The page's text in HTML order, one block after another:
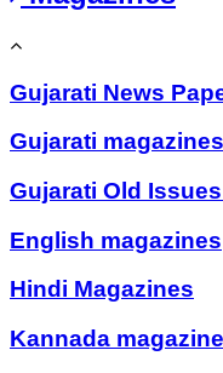
Gujarati News
Gujarati magazines
Gujarati Old
English magazines
Hindi Magazines
Kannada